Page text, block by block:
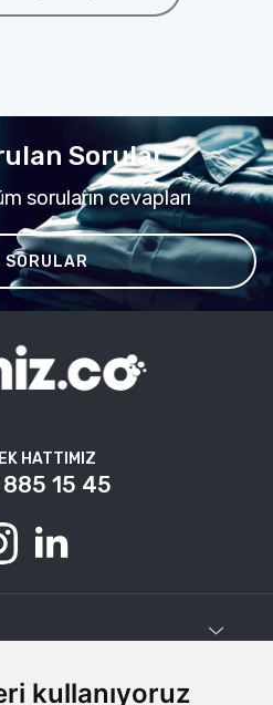
kullanıyoruz
Sorular
soruların cevapları
SORULAR
HATTIMIZ
15 45